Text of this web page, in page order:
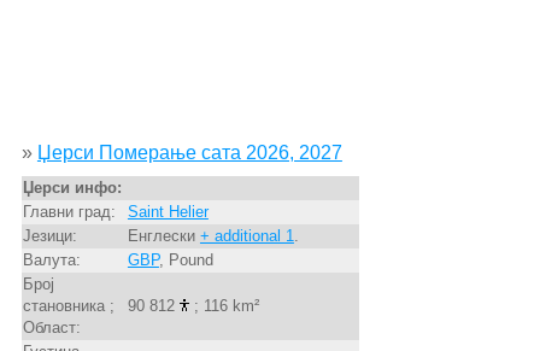
» Џерси Померање сата 2026, 2027
Џерси инфо:
Главни град:
Saint Helier
Језици:
Енглески + additional 1
Валута:
GBP, Pound
Број
становника ;
Област:
90 812 ; 116 km²